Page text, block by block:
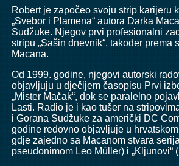
Robert je započeo svoju strip karijeru
„Svebor i Plamena“ autora Darka
Sudžuke. Njegov prvi profesionalni
stripu „Sašin dnevnik“, također prema
Macana.
Od 1999. godine, njegovi autorski
objavljuju u dječijem časopisu Prvi
„Mister Mačak“, dok se paralelno
Lasti. Radio je i kao tušer na
i Gorana Sudžuke za američki DC
godine redovno objavljuje u
gdje zajedno sa Macanom stvara
pseudonimom Leo Müller) i „Kljunovi“